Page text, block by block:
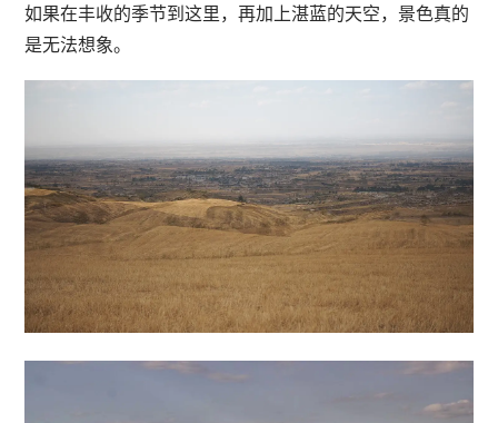
如果在丰收的季节到这里，再加上湛蓝的天空，景色真的
是无法想象。